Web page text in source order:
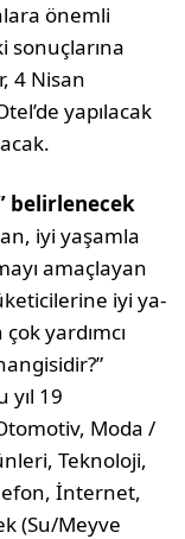
önemli
sonuçlarına
4 Nisan
yapılacak
belirlenecek
iyi yaşamla
amaçlayan
iyi ya­
yardımcı
yıl 19
Moda /
Tek­noloji,
İnternet,
(Su/Meyve